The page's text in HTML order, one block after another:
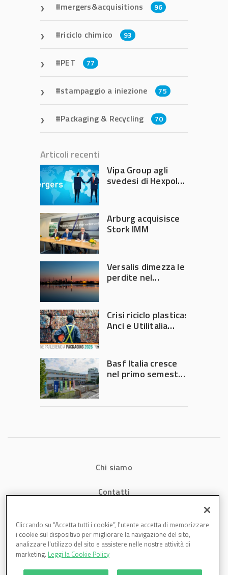
mergers&acquisitions 96
riciclo chimico 93
PET 77
stampaggio a iniezione 75
Packaging & Recycling 70
Articoli recenti
Vipa Group agli
svedesi di Hexpol
Arburg acquisisce
Stork IMM
Versalis dimezza le
perdite nel
Crisi riciclo plastica:
Anci e Utilitalia
Governo
Basf Italia cresce
nel primo semestre
Chi siamo
Contatti
Cookies
Cliccando su “Accetta tutti i cookie”, l'utente accetta di memorizzare
i cookie sul dispositivo per migliorare la navigazione del sito,
analizzare l'utilizzo del sito e assistere nelle nostre attività di
marketing. Leggi la Cookie Policy